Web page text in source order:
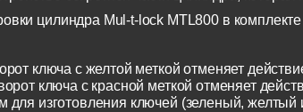
цилиндра Mul-t-lock MTL800 в
ключа с желтой меткой отменяет
ключа с красной меткой отменяет
для изготовления ключей (зеленый, желтый